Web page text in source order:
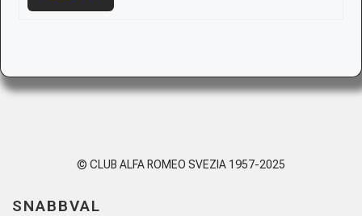
© CLUB ALFA ROMEO SVEZIA 1957-2025
SNABBVAL